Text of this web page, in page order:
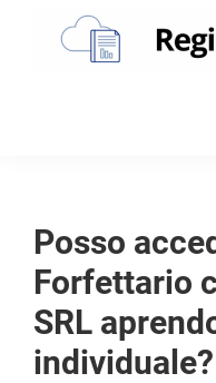
partita
Iva
forfettaria
Posso
Forfettario
SRL
individuale?